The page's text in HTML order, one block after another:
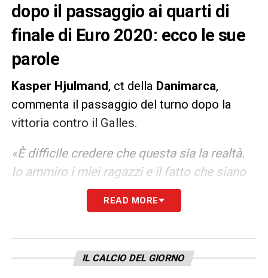
dopo il passaggio ai quarti di
finale di Euro 2020: ecco le sue
parole
Kasper Hjulmand, ct della Danimarca,
commenta il passaggio del turno dopo la
vittoria contro il Galles.
«È difficile credere che questa sia la realtà.
Io ammiro i miei ragazzi e il fatto che siano
così in grado di lottare. Non importa chi
gioca, loro continuano a giocare bene. I miei
non tutto è stato perfetto ma siamo
READ MORE
IL CALCIO DEL GIORNO